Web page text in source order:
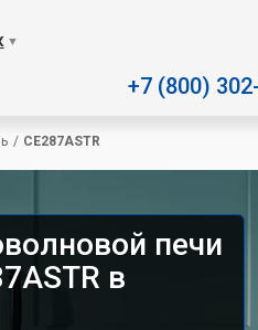
▼
+7 (800)
/ CE287ASTR
печи
в